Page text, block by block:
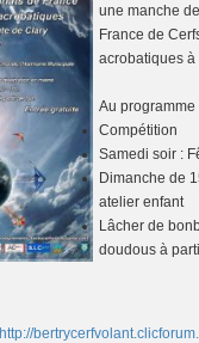
une manche
France de
acrobatiques à
Au programme
Compétition
Samedi soir :
Dimanche de
atelier enfant
Lâcher de
doudous à
http://